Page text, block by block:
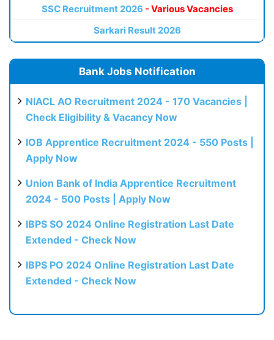
SSC Recruitment 2026 - Various Vacancies
Sarkari Result 2026
Bank Jobs Notification
NIACL AO Recruitment 2024 - 170 Vacancies |
Check Eligibility & Vacancy Now
IOB Apprentice Recruitment 2024 - 550 Posts |
Apply Now
Union Bank of India Apprentice Recruitment
2024 - 500 Posts | Apply Now
IBPS SO 2024 Online Registration Last Date
Extended - Check Now
IBPS PO 2024 Online Registration Last Date
Extended - Check Now